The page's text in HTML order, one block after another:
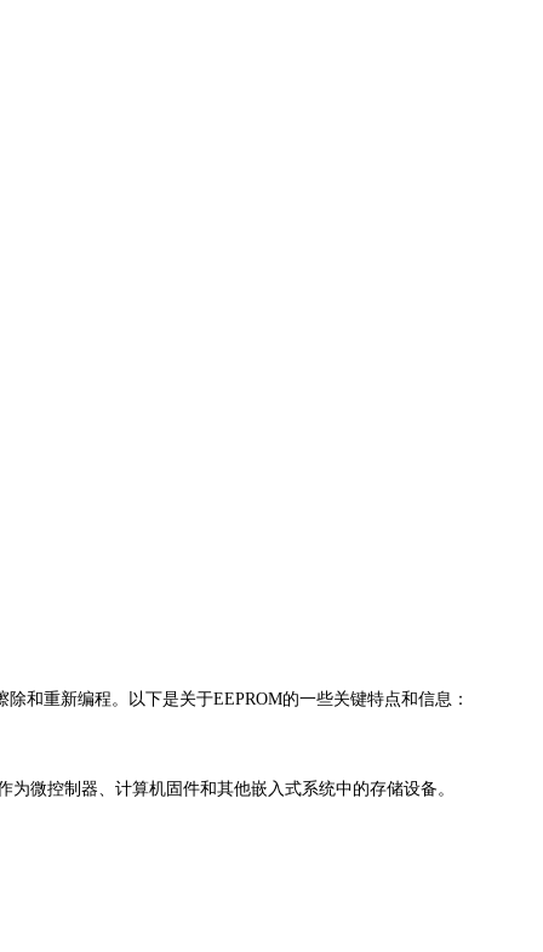
和重新编程。以下是关于EEPROM的一些关键特点和信息：
微控制器、计算机固件和其他嵌入式系统中的存储设备。